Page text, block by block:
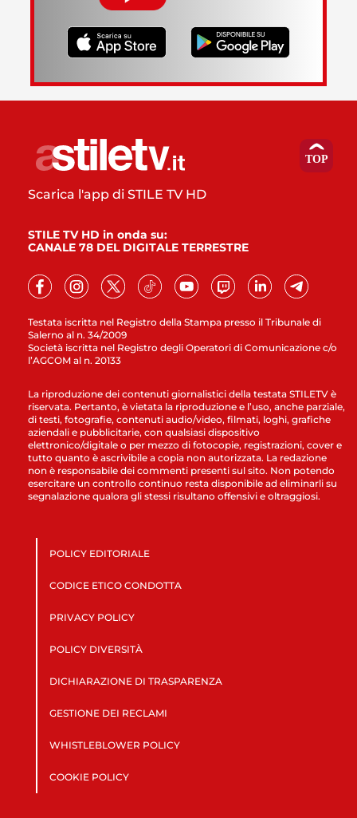
Testata iscritta nel Registro della Stampa presso il Tribunale di
Salerno al n. 34/2009
Società iscritta nel Registro degli Operatori di Comunicazione c/o
l’AGCOM al n. 20133
Scarica l'app di STILE TV HD
STILE TV HD in onda su:
CANALE 78 DEL DIGITALE TERRESTRE
La riproduzione dei contenuti giornalistici della testata STILETV è
riservata. Pertanto, è vietata la riproduzione e l’uso, anche parziale,
di testi, fotografie, contenuti audio/video, filmati, loghi, grafiche
aziendali e pubblicitarie, con qualsiasi dispositivo
elettronico/digitale o per mezzo di fotocopie, registrazioni, cover e
tutto quanto è ascrivibile a copia non autorizzata. La redazione
non è responsabile dei commenti presenti sul sito. Non potendo
esercitare un controllo continuo resta disponibile ad eliminarli su
segnalazione qualora gli stessi risultano offensivi e oltraggiosi.
POLICY EDITORIALE
CODICE ETICO CONDOTTA
PRIVACY POLICY
POLICY DIVERSITÀ
DICHIARAZIONE DI TRASPARENZA
GESTIONE DEI RECLAMI
WHISTLEBLOWER POLICY
COOKIE POLICY